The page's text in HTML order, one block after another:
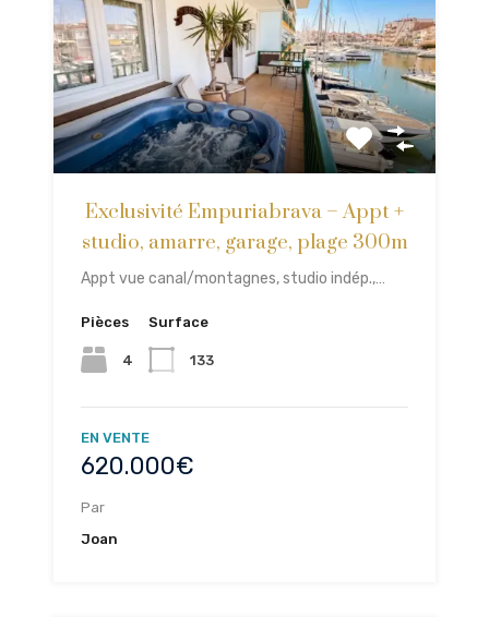
Exclusivité Empuriabrava – Appt +
studio, amarre, garage, plage 300m
Appt vue canal/montagnes, studio indép.,…
Pièces
4
Surface
133
EN VENTE
620.000€
Par
Joan